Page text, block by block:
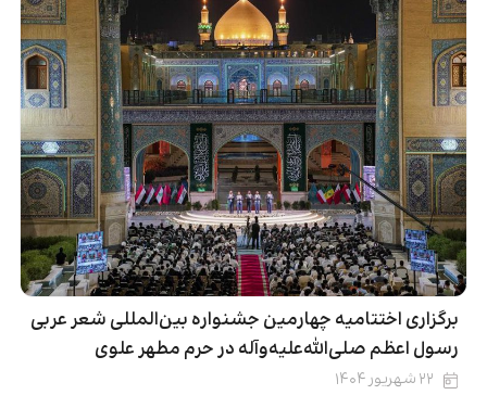
برگزاری اختتامیه چهارمین جشنواره بین‌المللی شعر عربی
رسول اعظم صلی‌الله‌علیه‌وآله در حرم مطهر علوی
۲۲ شهریور ۱۴۰۴